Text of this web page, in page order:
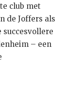
club met
de Joffers als
succesvollere
– een